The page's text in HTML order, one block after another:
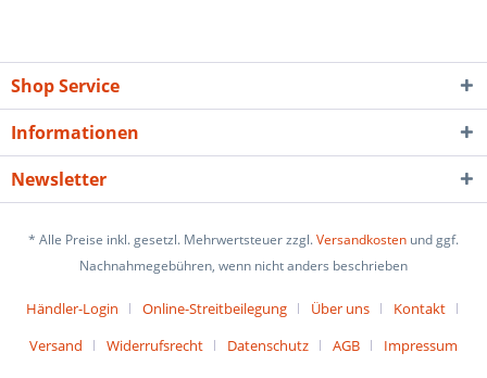
Shop Service
Informationen
Newsletter
* Alle Preise inkl. gesetzl. Mehrwertsteuer zzgl.Versandkosten und ggf.
Nachnahmegebühren, wenn nicht anders beschrieben
Händler-Login Online-Streitbeilegung Über uns
Kontakt
Versand
Widerrufsrecht Datenschutz AGB Impressum